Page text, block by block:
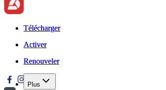
Télécharger
Activer
Renouveler
Plus
Télécharger
Activer
Renouveler